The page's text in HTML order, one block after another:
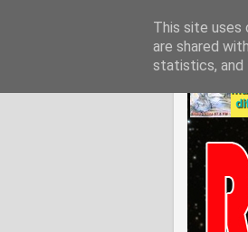
This site uses
are shared
statistics, and